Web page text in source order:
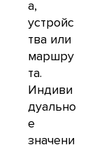
а,
устройс
тва или
маршру
та.
Индиви
дуально
е
значени